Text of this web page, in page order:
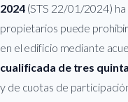
2024(STS 22/01/2024) ha
propietarios puede
en el edificio mediante
cualificada de tres
y de cuotas de